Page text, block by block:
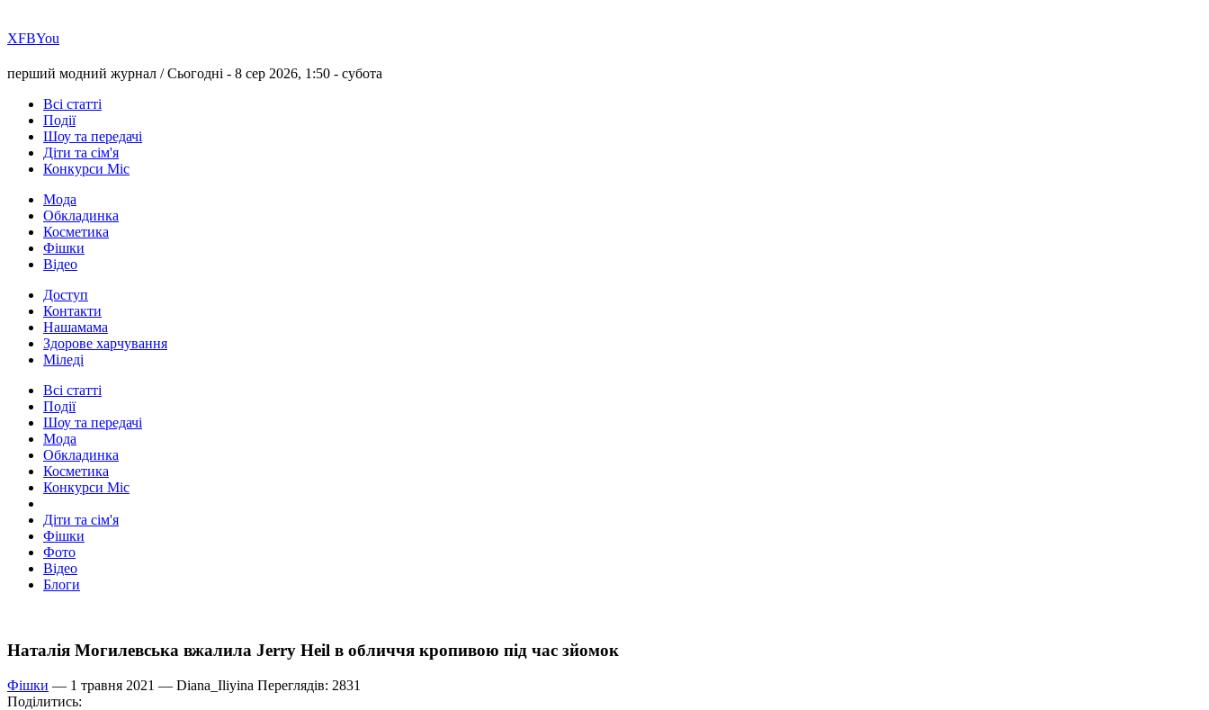
ХFBYou
перший модний журнал /Сьогодні - 8 сер 2026, 1:50 - субота
Всі статті
Події
Шоу та передачі
Діти та сім'я
Конкурси Міс
Мода
Обкладинка
Косметика
Фішки
Відео
Доступ
Контакти
Нашамама
Здорове харчування
Міледі
Всі статті
Події
Шоу та передачі
Мода
Обкладинка
Косметика
Конкурси Міс
Діти та сім'я
Фішки
Фото
Відео
Блоги
Наталія Могилевська вжалила Jerry Heil в обличчя кропивою під час зйомок
Фішки — 1 травня 2021 — Diana_Iliyina Переглядів: 2831
Поділитись: